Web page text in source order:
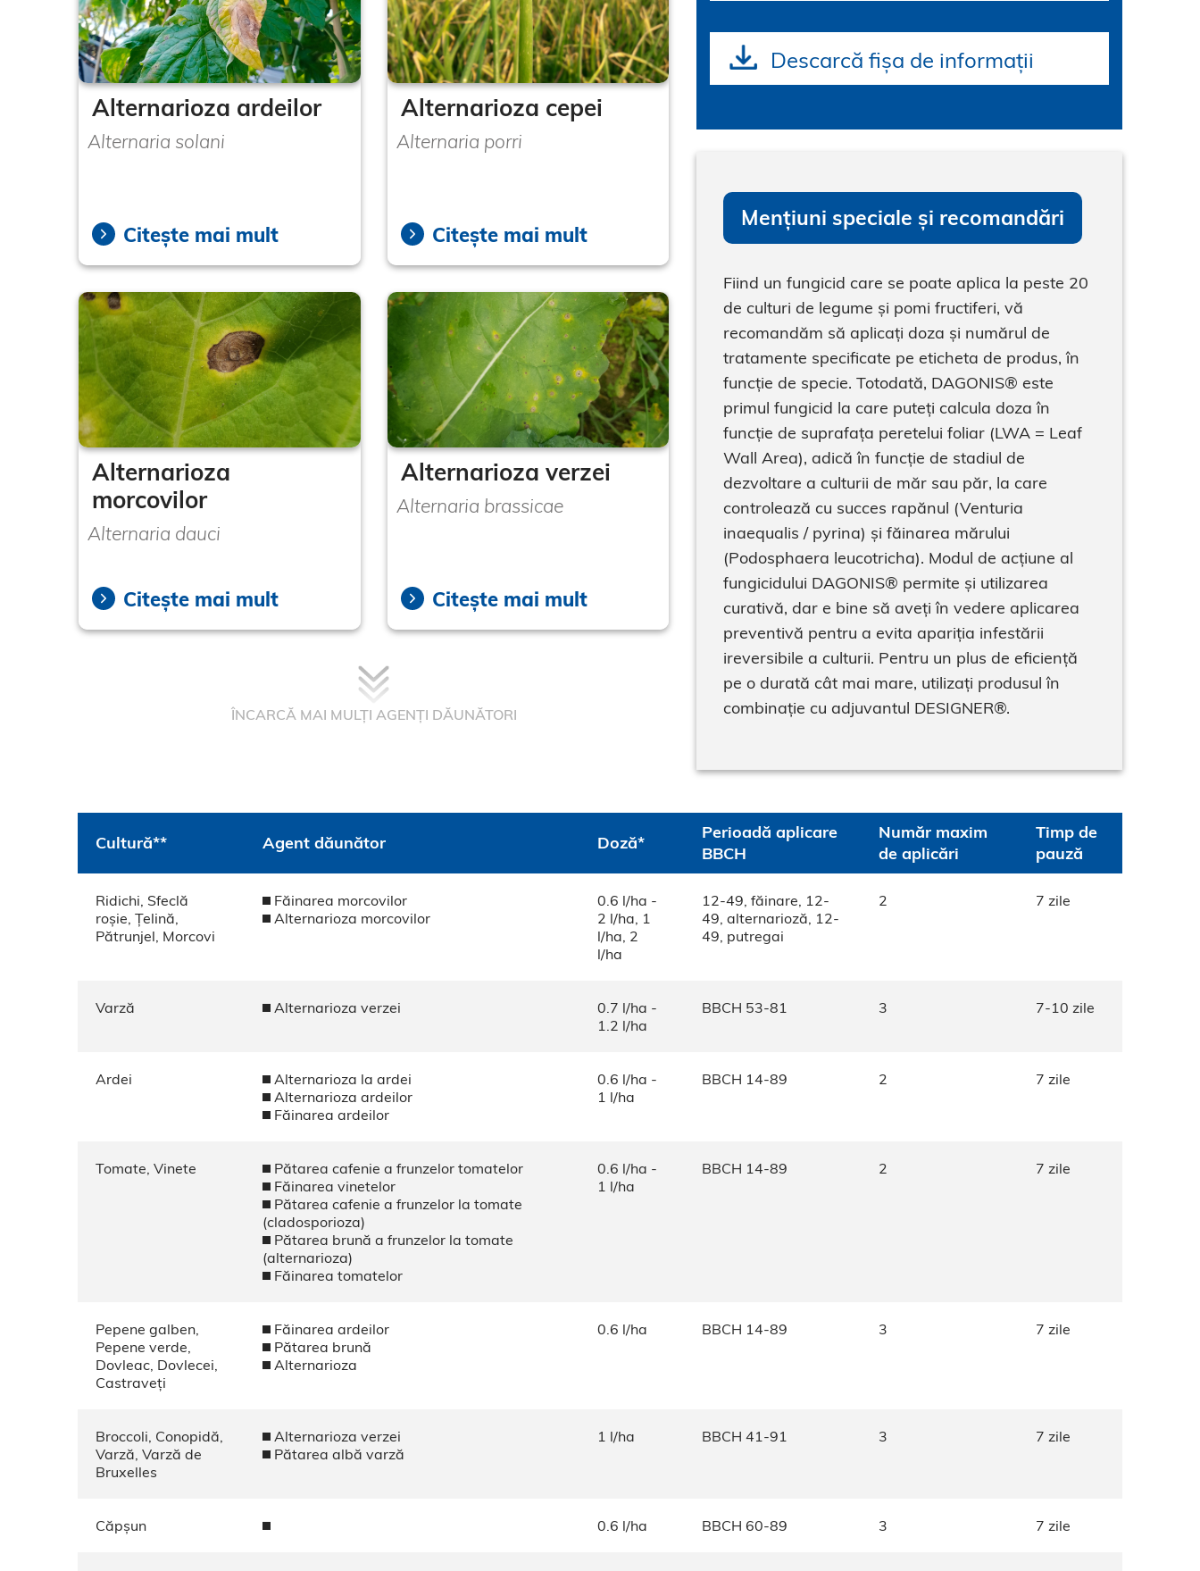
Alternarioza ardeilor
Alternaria solani
Citește mai mult
Alternarioza cepei
Alternaria porri
Citește mai mult
Alternarioza
morcovilor
Alternaria dauci
Citește mai mult
Alternarioza verzei
Alternaria brassicae
Citește mai mult
ÎNCARCĂ MAI MULȚI AGENȚI DĂUNĂTORI
Descarcă fișa de informații
Mențiuni speciale și recomandări
Fiind un fungicid care se poate aplica la peste 20
de culturi de legume și pomi fructiferi, vă
recomandăm să aplicați doza și numărul de
tratamente specificate pe eticheta de produs, în
funcție de specie. Totodată, DAGONIS® este
primul fungicid la care puteți calcula doza în
funcție de suprafața peretelui foliar (LWA = Leaf
Wall Area), adică în funcție de stadiul de
dezvoltare a culturii de măr sau păr, la care
controlează cu succes rapănul (Venturia
inaequalis / pyrina) și făinarea mărului
(Podosphaera leucotricha). Modul de acțiune al
fungicidului DAGONIS® permite și utilizarea
curativă, dar e bine să aveți în vedere aplicarea
preventivă pentru a evita apariția infestării
ireversibile a culturii. Pentru un plus de eficiență
pe o durată cât mai mare, utilizați produsul în
combinație cu adjuvantul DESIGNER®.
Cultură** Agent dăunător Doză*
Perioadă aplicare
BBCH
Număr maxim
de aplicări
Timp de
pauză
Ridichi, Sfeclă
roșie, Țelină,
Pătrunjel, Morcovi
Făinarea morcovilor
Alternarioza morcovilor
0.6 l/ha -
2 l/ha, 1
l/ha, 2
l/ha
12-49, făinare, 12-
49, alternarioză, 12-
49, putregai
2 7 zile
Varză Alternarioza verzei
0.7 l/ha -
1.2 l/ha
BBCH 53-81 3 7-10 zile
Ardei
Alternarioza la ardei
Alternarioza ardeilor
Făinarea ardeilor
0.6 l/ha -
1 l/ha
BBCH 14-89 2 7 zile
Tomate, Vinete
Pătarea cafenie a frunzelor tomatelor
Făinarea vinetelor
Pătarea cafenie a frunzelor la tomate
(cladosporioza)
Pătarea brună a frunzelor la tomate
(alternarioza)
Făinarea tomatelor
0.6 l/ha -
1 l/ha
BBCH 14-89 2 7 zile
Pepene galben,
Pepene verde,
Dovleac, Dovlecei,
Castraveți
Făinarea ardeilor
Pătarea brună
Alternarioza
0.6 l/ha BBCH 14-89 3 7 zile
Broccoli, Conopidă,
Varză, Varză de
Bruxelles
Alternarioza verzei
Pătarea albă varză
1 l/ha BBCH 41-91 3 7 zile
Căpșun 0.6 l/ha BBCH 60-89 3 7 zile